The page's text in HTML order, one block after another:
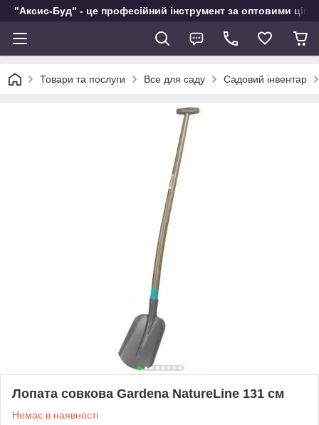
"Аксис-Буд" - це професійний інструмент за оптовими
Товари та послуги Все для саду Садовий інвентар
Лопата совкова Gardena NatureLine 131 см
Немає в наявності